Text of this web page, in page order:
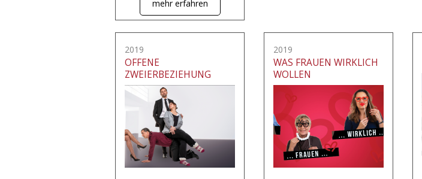
mehr erfahren
2019
OFFENE
ZWEIERBEZIEHUNG
2019
WAS FRAUEN WIRKLICH
WOLLEN